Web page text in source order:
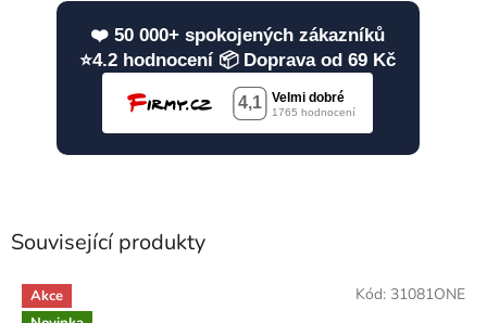
❤️ 50 000+ spokojených zákazníků
⭐4.2 hodnocení 📦 Doprava od 69 Kč
Související produkty
Akce
Kód: 31081ONE